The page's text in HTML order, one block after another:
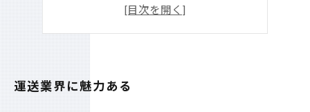
最新テクノロジーの導入
女性にも向いた
運送業界に魅力ある